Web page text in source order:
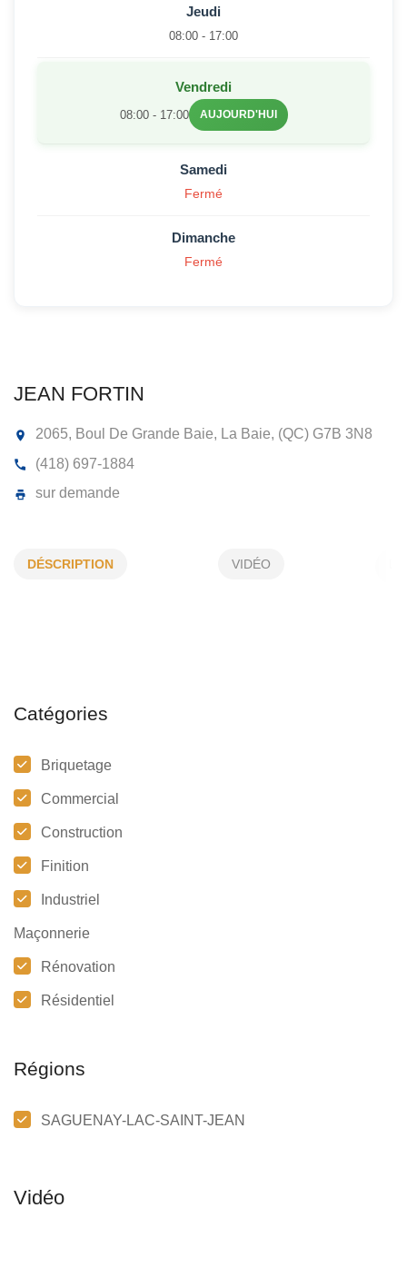
2065, Boul De Grande Baie, La Baie, (QC)
DÉSCRIPTION VIDÉO
Catégories
Briquetage
Commercial
Construction
Finition
Industriel
Maçonnerie
Rénovation
Résidentiel
Régions
SAGUENAY-LAC-SAINT-JEAN
Jeudi
08:00 - 17:00
Vendredi
08:00 - 17:00 AUJOURD'HUI
Samedi
Fermé
Dimanche
Fermé